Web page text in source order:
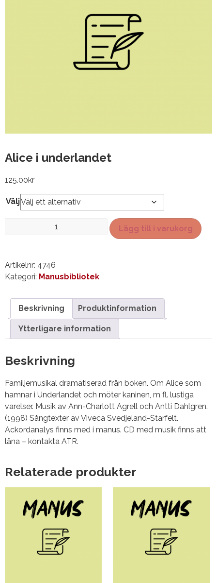
Alice i underlandet
125.00kr
Välj
Lägg till i varukorg
Artikelnr: 4746
Kategori: Manusbibliotek
Beskrivning Produktinformation
Ytterligare information
Beskrivning
Familjemusikal dramatiserad från boken. Om Alice som
hamnar i Underlandet och möter kaninen, m fl. lustiga
varelser. Musik av Ann-Charlott Agrell och Antti Dahlgren.
(1998) Sångtexter av Viveca Svedjeland-Starfelt.
Ackordanalys finns med i manus. CD med musik finns att
låna – kontakta ATR.
Relaterade produkter